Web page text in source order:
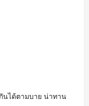
นได้ตามบาย น่าทาน